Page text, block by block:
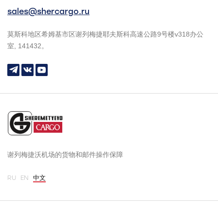
sales@shercargo.ru
莫斯科地区希姆基市区谢列梅捷耶夫斯科高速公路9号楼v318办公
室, 141432。
谢列梅捷沃机场的货物和邮件操作保障
RU EN 中文